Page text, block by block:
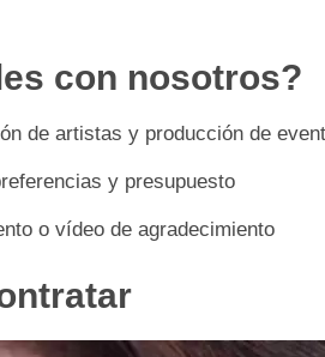
con nosotros?
de artistas y producción de
y presupuesto
o vídeo de agradecimiento